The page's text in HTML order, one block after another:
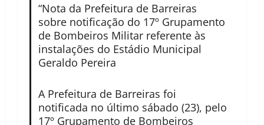
“Nota da Prefeitura de Barreiras
sobre notificação do 17º Grupamento
de Bombeiros Militar referente às
instalações do Estádio Municipal
Geraldo Pereira
A Prefeitura de Barreiras foi
notificada no último sábado (23), pelo
17º Grupamento de Bombeiros